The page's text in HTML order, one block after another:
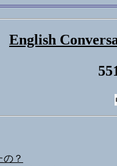
English
？